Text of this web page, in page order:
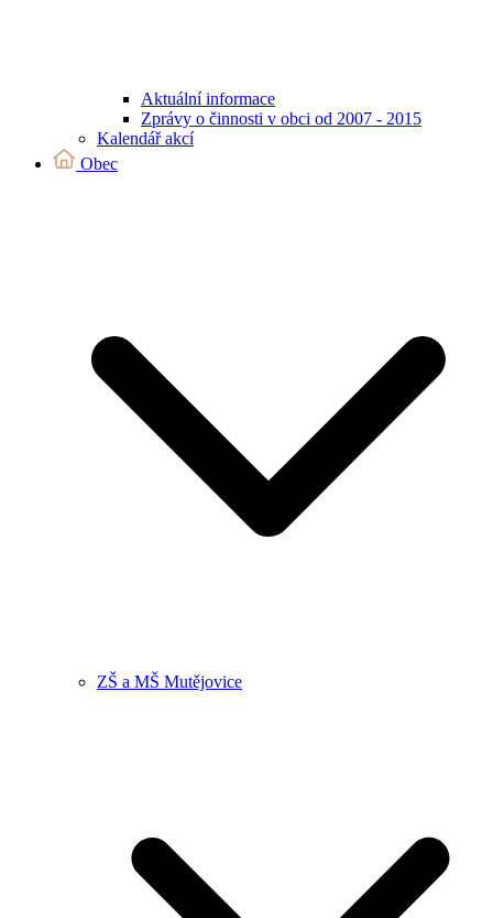
Aktuální informace
Zprávy o činnosti v obci od 2007 - 2015
Kalendář akcí
Obec
ZŠ a MŠ Mutějovice